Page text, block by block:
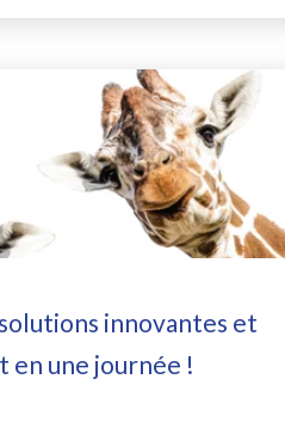
solutions innovantes et
en une journée !